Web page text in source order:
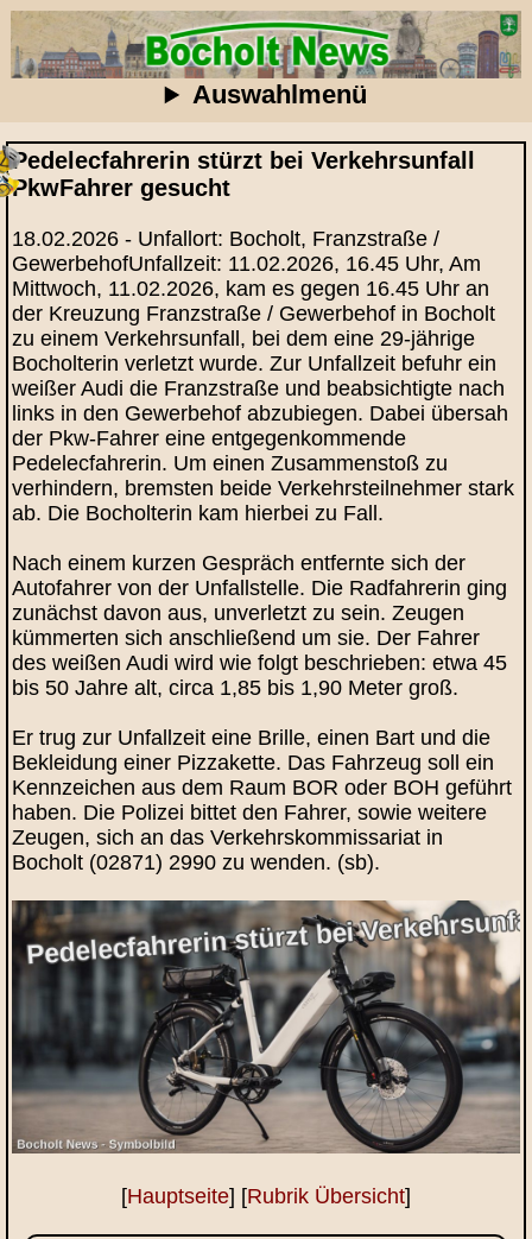
Auswahlmenü
Pedelecfahrerin stürzt bei Verkehrsunfall
PkwFahrer gesucht
18.02.2026 - Unfallort: Bocholt, Franzstraße /
GewerbehofUnfallzeit: 11.02.2026, 16.45 Uhr, Am
Mittwoch, 11.02.2026, kam es gegen 16.45 Uhr an
der Kreuzung Franzstraße / Gewerbehof in Bocholt
zu einem Verkehrsunfall, bei dem eine 29-jährige
Bocholterin verletzt wurde. Zur Unfallzeit befuhr ein
weißer Audi die Franzstraße und beabsichtigte nach
links in den Gewerbehof abzubiegen. Dabei übersah
der Pkw-Fahrer eine entgegenkommende
Pedelecfahrerin. Um einen Zusammenstoß zu
verhindern, bremsten beide Verkehrsteilnehmer stark
ab. Die Bocholterin kam hierbei zu Fall.
Nach einem kurzen Gespräch entfernte sich der
Autofahrer von der Unfallstelle. Die Radfahrerin ging
zunächst davon aus, unverletzt zu sein. Zeugen
kümmerten sich anschließend um sie. Der Fahrer
des weißen Audi wird wie folgt beschrieben: etwa 45
bis 50 Jahre alt, circa 1,85 bis 1,90 Meter groß.
Er trug zur Unfallzeit eine Brille, einen Bart und die
Bekleidung einer Pizzakette. Das Fahrzeug soll ein
Kennzeichen aus dem Raum BOR oder BOH geführt
haben. Die Polizei bittet den Fahrer, sowie weitere
Zeugen, sich an das Verkehrskommissariat in
Bocholt (02871) 2990 zu wenden. (sb).
[Hauptseite] [Rubrik Übersicht]